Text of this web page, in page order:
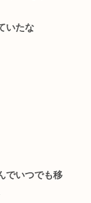
いたな
でいつでも移